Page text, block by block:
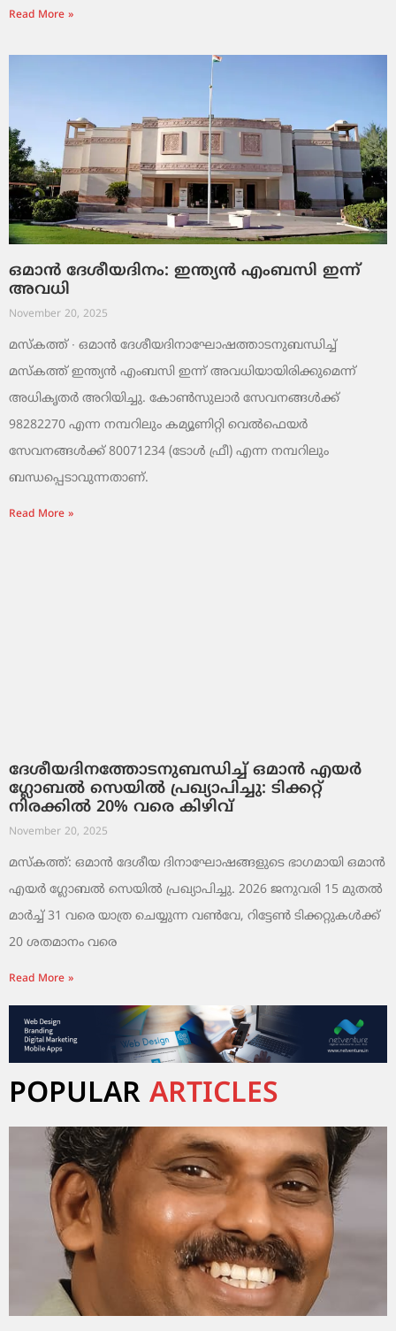
Read More »
ഒമാൻ ദേശീയദിനം: ഇന്ത്യൻ എംബസി ഇന്ന്
അവധി
November 20, 2025
മസ്‌കത്ത് ∙ ഒമാൻ ദേശീയദിനാഘോഷത്താടനുബന്ധിച്ച്
മസ്‌കത്ത് ഇന്ത്യൻ എംബസി ഇന്ന് അവധിയായിരിക്കുമെന്ന്
അധികൃതർ അറിയിച്ചു. കോൺസുലാർ സേവനങ്ങൾക്ക്
98282270 എന്ന നമ്പറിലും കമ്യൂണിറ്റി വെൽഫെയർ
സേവനങ്ങൾക്ക് 80071234 (ടോൾ ഫ്രീ) എന്ന നമ്പറിലും
ബന്ധപ്പെടാവുന്നതാണ്.
Read More »
ദേശീയദിനത്തോടനുബന്ധിച്ച് ഒമാൻ എയർ
ഗ്ലോബൽ സെയിൽ പ്രഖ്യാപിച്ചു: ടിക്കറ്റ്
നിരക്കിൽ 20% വരെ കിഴിവ്
November 20, 2025
മസ്‌കത്ത്: ഒമാൻ ദേശീയ ദിനാഘോഷങ്ങളുടെ ഭാഗമായി ഒമാൻ
എയർ ഗ്ലോബൽ സെയിൽ പ്രഖ്യാപിച്ചു. 2026 ജനുവരി 15 മുതൽ
മാർച്ച് 31 വരെ യാത്ര ചെയ്യുന്ന വൺവേ, റിട്ടേൺ ടിക്കറ്റുകൾക്ക്
20 ശതമാനം വരെ
Read More »
POPULAR ARTICLES